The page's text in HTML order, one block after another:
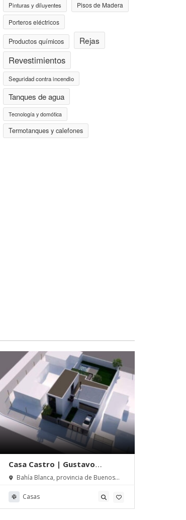
Pinturas y diluyentes
Pisos de Madera
Porteros eléctricos
Productos químicos Rejas
Revestimientos
Seguridad contra incendio
Tanques de agua
Tecnología y domótica
Termotanques y calefones
Casa Castro | Gustavo
Giancristofaro arq
Bahía Blanca, provincia de Buenos
Casas